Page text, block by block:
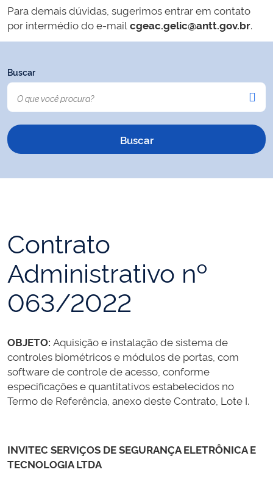
Para demais dúvidas, sugerimos entrar em contato
por intermédio do e-mail cgeac.gelic@antt.gov.br.
Buscar
Contrato
Administrativo nº
063/2022
OBJETO: Aquisição e instalação de sistema de
controles biométricos e módulos de portas, com
software de controle de acesso, conforme
especificações e quantitativos estabelecidos no
Termo de Referência, anexo deste Contrato, Lote I.
INVITEC SERVIÇOS DE SEGURANÇA ELETRÔNICA E
TECNOLOGIA LTDA